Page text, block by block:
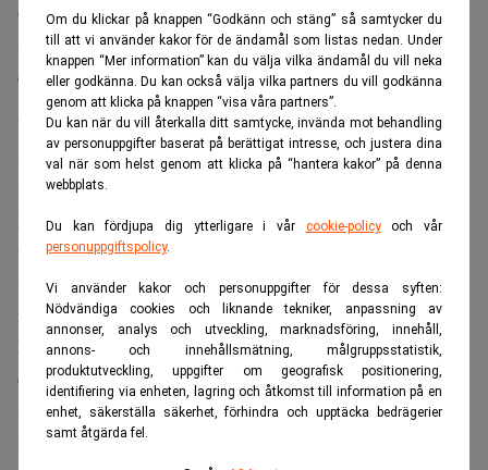
Om du klickar på knappen “Godkänn och stäng” så samtycker du
till att vi använder kakor för de ändamål som listas nedan. Under
knappen “Mer information” kan du välja vilka ändamål du vill neka
eller godkänna. Du kan också välja vilka partners du vill godkänna
genom att klicka på knappen “visa våra partners”.
Du kan när du vill återkalla ditt samtycke, invända mot behandling
av personuppgifter baserat på berättigat intresse, och justera dina
val när som helst genom att klicka på “hantera kakor” på denna
webbplats.
Du kan fördjupa dig ytterligare i vår cookie-policyoch vår
personuppgiftspolicy.
Vi använder kakor och personuppgifter för dessa syften:
Nödvändiga cookies och liknande tekniker, anpassning av
annonser, analys och utveckling, marknadsföring, innehåll,
annons- och innehållsmätning, målgruppsstatistik,
produktutveckling, uppgifter om geografisk positionering,
identifiering via enheten, lagring och åtkomst till information på en
enhet, säkerställa säkerhet, förhindra och upptäcka bedrägerier
samt åtgärda fel.
Glenview Trust och Berkshire-aktieägare, tolkar affären
som ett vad om att bostadscykeln vänder och att det finns
ett uppdämt behov.
Utdelningar i miljardklassen
Samtidigt fortsätter Berkshires börsportfölj på cirka 330
miljarder dollar att generera betydande kassaflöden.
Enligt The Motley Foolär tre långvariga innehav, som
tillsammans utgör nästan hälften av portföljens värde, på
väg att ge konglomeratet sammanlagt omkring 1,6
miljarder dollar i utdelningar under 2026.
Missa inte:
Buffetts indikator på rekordnivå – så illa har
det aldrig sett ut förut. Realtid
Störst bidrag väntas från Coca-Cola, som kan ge runt 848
miljoner dollar i år. Buffett köpte 400 miljoner aktier för